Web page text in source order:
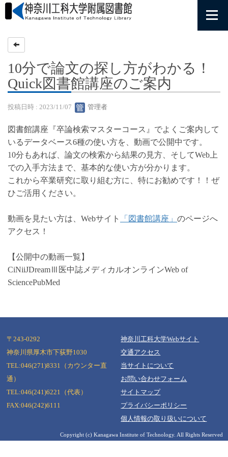
10分で論文の探し方がわかる！
Quick図書館講座のご案内
投稿日時 : 2023/11/07 管理者
図書館講座『卒論検索マスターコース』でよくご案内して
いるデータベース6種の使い方を、動画で公開中です。
10分もあれば、論文の検索から結果の見方、そしてWeb上
での入手方法まで、基本的な使い方が分かります。
これから卒業研究に取り組む方に、特にお勧めです！！ぜ
ひご活用ください。
動画を見たい方は、Webサイト 「図書館講座」 のページへ
アクセス！
【公開中の動画一覧】
CiNiiJDreamⅢ 医中誌 メディカルオンラインWeb of
SciencePubMed
〒243-0292
神奈川県厚木市下荻野1030
TEL:046(271)8331（カウンター直
通）
TEL:046(241)6221（代表）
FAX:046(242)6111
神奈川工科大学Webサイト
交通アクセス
当サイトについて
お問い合わせフォーム
サイトマップ
プライバシーポリシー
個人情報の取り扱いについて
Copyright (c) Kanagawa Institute of Technology. All Rights Reserved
Copyright (c) Kanagawa Institute of Technology. All Rights Reserved